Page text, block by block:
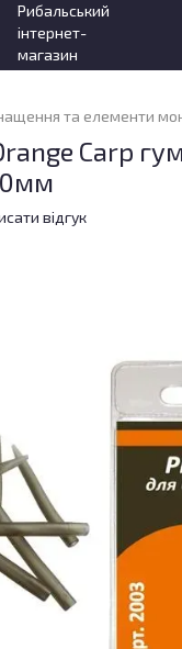
та елементи
Carp
відгук